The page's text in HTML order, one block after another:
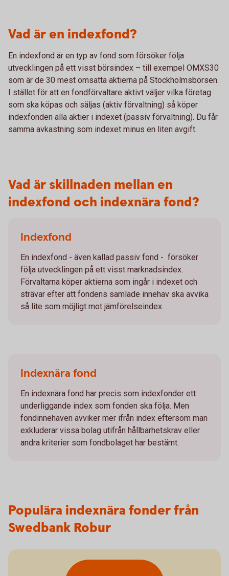
Vad är en indexfond?
En indexfond är en typ av fond som försöker följa
utvecklingen på ett visst börsindex – till exempel OMXS30
som är de 30 mest omsatta aktierna på Stockholmsbörsen.
I stället för att en fondförvaltare aktivt väljer vilka företag
som ska köpas och säljas (aktiv förvaltning) så köper
indexfonden alla aktier i indexet (passiv förvaltning). Du får
samma avkastning som indexet minus en liten avgift.
Vad är skillnaden mellan en
indexfond och indexnära fond?
Indexfond
En indexfond - även kallad passiv fond - försöker
följa utvecklingen på ett visst marknadsindex.
Förvaltarna köper aktierna som ingår i indexet och
strävar efter att fondens samlade innehav ska avvika
så lite som möjligt mot jämförelseindex.
Indexnära fond
En indexnära fond har precis som indexfonder ett
underliggande index som fonden ska följa. Men
fondinnehaven avviker mer ifrån index eftersom man
exkluderar vissa bolag utifrån hållbarhetskrav eller
andra kriterier som fondbolaget har bestämt.
Populära indexnära fonder från
Swedbank Robur